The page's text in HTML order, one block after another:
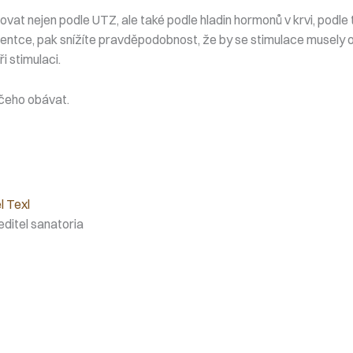
nejen podle UTZ, ale také podle hladin hormonů v krvi,
pak snížíte pravděpodobnost, že by se stimulace musely
stimulaci.
obávat.
Texl
sanatoria